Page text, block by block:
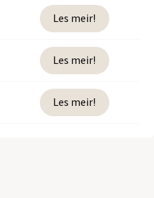
Les meir!
Les meir!
Les meir!